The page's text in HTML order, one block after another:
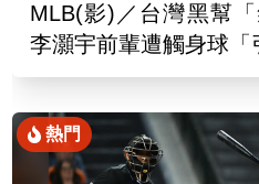
MLB(影)／台灣黑幫
李灝宇前輩遭觸身球「
熱門